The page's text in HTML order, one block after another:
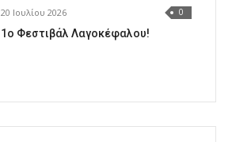
20 Ιουλίου 2026 0
1o Φεστιβάλ Λαγοκέφαλου!